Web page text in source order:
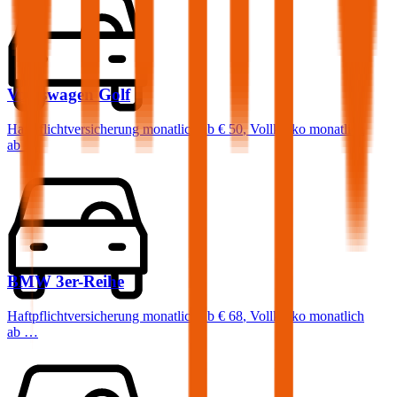
Volkswagen Golf
Haftpflichtversicherung monatlich ab € 50,Vollkasko monatlich
ab …
BMW 3er-Reihe
Haftpflichtversicherung monatlich ab € 68, Vollkasko monatlich
ab …